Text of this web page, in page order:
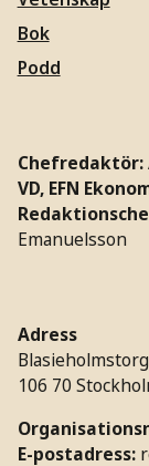
Bok
Podd
Chefredaktör:
VD, EFN
Emanuelsson
Adress
106 70
E-postadress: